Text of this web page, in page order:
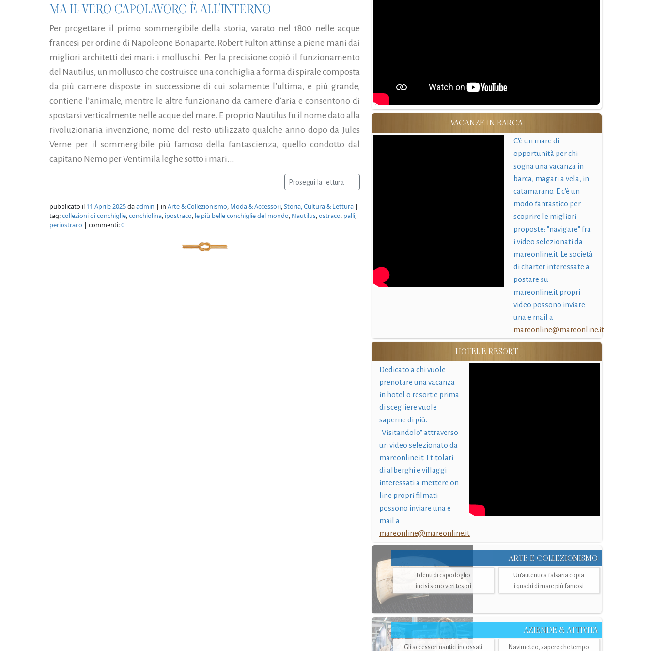
MA IL VERO CAPOLAVORO È ALL'INTERNO
Per progettare il primo sommergibile della storia, varato nel 1800 nelle acque
francesi per ordine di Napoleone Bonaparte, Robert Fulton attinse a piene mani dai
migliori architetti dei mari: i molluschi. Per la precisione copiò il funzionamento
del Nautilus, un mollusco che costruisce una conchiglia a forma di spirale composta
da più camere disposte in successione di cui solamente l’ultima, e più grande,
contiene l’animale, mentre le altre funzionano da camere d’aria e consentono di
spostarsi verticalmente nelle acque del mare. E proprio Nautilus fu il nome dato alla
rivoluzionaria invenzione, nome del resto utilizzato qualche anno dopo da Jules
Verne per il sommergibile più famoso della fantascienza, quello condotto dal
capitano Nemo per Ventimila leghe sotto i mari...
Prosegui la lettura
pubblicato il 11 Aprile 2025daadmin | in Arte & Collezionismo, Moda & Accessori,Storia, Cultura & Lettura |
tag:collezioni di conchiglie,conchiolina, ipostraco, le più belle conchiglie del mondo, Nautilus,ostraco, palli,
periostraco | commenti:0
VACANZE IN BARCA
C'è un mare di
opportunità per chi
sogna una vacanza in
barca, magari a vela, in
catamarano. E c'è un
modo fantastico per
scoprire le migliori
proposte: "navigare" fra
i video selezionati da
mareonline.it. Le società
di charter interessate a
postare su
mareonline.it propri
video possono inviare
una e mail a
mareonline@mareonline.it
HOTEL E RESORT
Dedicato a chi vuole
prenotare una vacanza
in hotel o resort e prima
di scegliere vuole
saperne di più.
"Visitandolo" attraverso
un video selezionato da
mareonline.it. I titolari
di alberghi e villaggi
interessati a mettere on
line propri filmati
possono inviare una e
mail a
mareonline@mareonline.it
ARTE E COLLEZIONISMO
I denti di capodoglio
incisi sono veri tesori
Un’autentica falsaria copia
i quadri di mare più famosi
AZIENDE & ATTIVITÀ
Gli accessori nautici indossati
Navimeteo, sapere che tempo